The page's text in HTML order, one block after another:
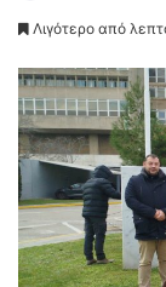
Λιγότερο από